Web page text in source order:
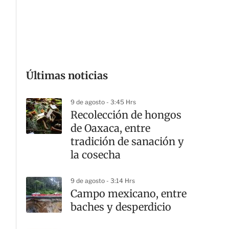
Últimas noticias
9 de agosto - 3:45 Hrs
Recolección de hongos
de Oaxaca, entre
tradición de sanación y
la cosecha
9 de agosto - 3:14 Hrs
Campo mexicano, entre
baches y desperdicio